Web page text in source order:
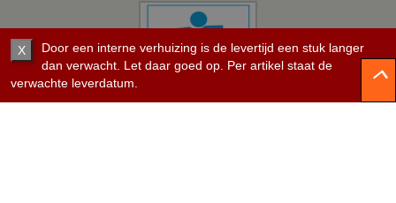
Veilig betalen met KBC
X
Door een interne verhuizing is de levertijd een stuk langer
dan verwacht. Let daar goed op. Per artikel staat de
verwachte leverdatum.